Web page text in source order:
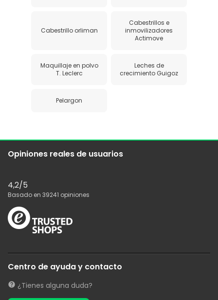
Cabestrillo orliman
Cabestrillos e
inmovilizadores
Actimove
Maquillaje en polvo
T. Leclerc
Leches de
crecimiento Guigoz
Pelargon
Opiniones reales de usuarios
4,2/5
Basado en 39241 opiniones
Centro de ayuda y contacto
¿Tienes alguna duda?